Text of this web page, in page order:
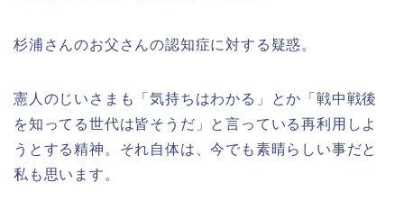
杉浦さんのお父さんの認知症に対する疑惑。
憲人のじいさまも「気持ちはわかる」とか「戦中戦後
を知ってる世代は皆そうだ」と言っている再利用しよ
うとする精神。それ自体は、今でも素晴らしい事だと
私も思います。